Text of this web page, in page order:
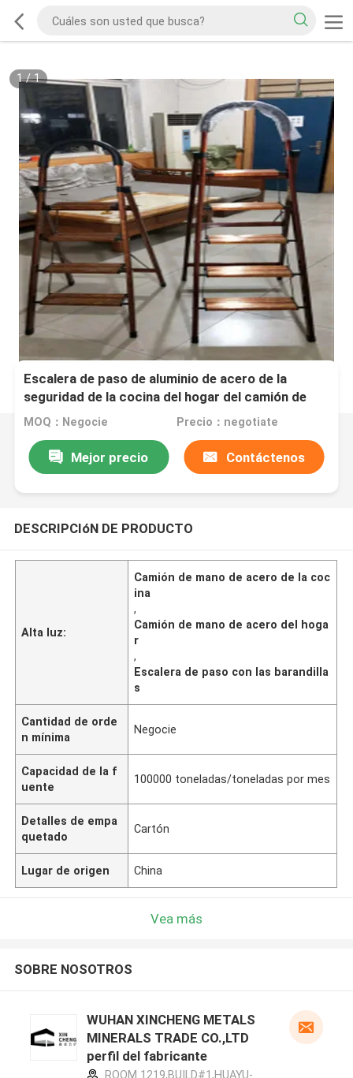
1/1
Escalera de paso de aluminio de acero de la
seguridad de la cocina del hogar del camión de
mano de 4 pasos con las barandillas
MOQ：Negocie Precio：negotiate
Mejor precio Contáctenos
DESCRIPCIóN DE PRODUCTO
Alta luz:
Camión de mano de acero de la coc
ina
,
Camión de mano de acero del hoga
r
,
Escalera de paso con las barandilla
s
Cantidad de orde
n mínima
Negocie
Capacidad de la f
uente
100000 toneladas/toneladas por mes
Detalles de empa
quetado
Cartón
Lugar de origen China
Vea más
SOBRE NOSOTROS
WUHAN XINCHENG METALS
MINERALS TRADE CO.,LTD
perfil del fabricante
ROOM 1219,BUILD#1,HUAYU-